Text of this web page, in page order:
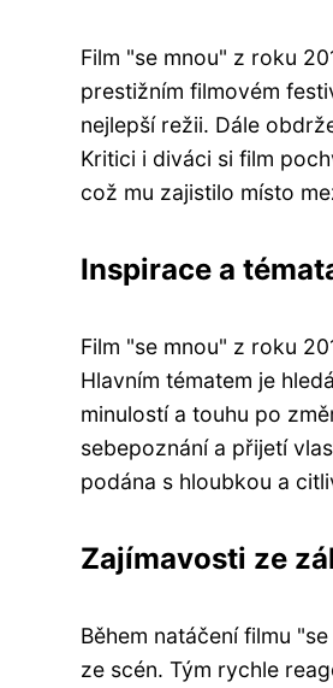
Film "se mnou" z roku
prestižním filmovém
nejlepší režii. Dále
Kritici i diváci si film
což mu zajistilo místo
Inspirace a
Film "se mnou" z roku
Hlavním tématem je
minulostí a touhu po
sebepoznání a přijetí
podána s hloubkou a
Zajímavosti ze
Během natáčení filmu
ze scén. Tým rychle